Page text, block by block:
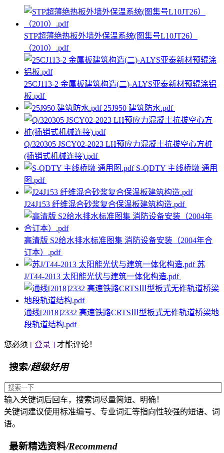
STP超薄绝热板外墙外保温系统(图集号L10JT26）
（2010）.pdf
25CJ113-2 金属板建筑构造(二)-ALYS亚泰新材预辊涂铝
板.pdf
25J950 建筑防水.pdf
Q/320305 JSCY02-2023 LH预应力混凝土抗拔空心方桩
(插销式机械连接).pdf
S-QDTY 主线桥墩 通用
图.pdf
J24J153 纤维混合砂浆复合保温板建筑构造.pdf
高清版 S2给水排水标准图集 消防设备安装（2004年合
订本）.pdf
苏
J/T44-2013 太阳能光伏与建筑一体化构造.pdf
通线[2018]2332 高速铁路CRTSⅢ型板式无砟轨道桥梁地
段轨道结构.pdf
您必须 [ 登录 ] 才能评论！
搜索/超级好用
输入关键词后回车，搜索词尽量简短、明确！
关键词建议使用标准编号、专业词汇等指向性较强的短语、词
语。
最新精选资料/Recommend